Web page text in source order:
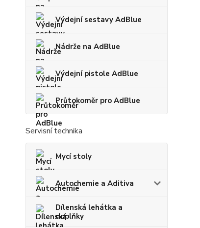
Výdejní sestavy AdBlue
Nádrže na AdBlue
Výdejní pistole AdBlue
Průtokoměr pro AdBlue
Servisní technika
Mycí stoly
Autochemie a Aditiva
Dílenská lehátka a
doplňky